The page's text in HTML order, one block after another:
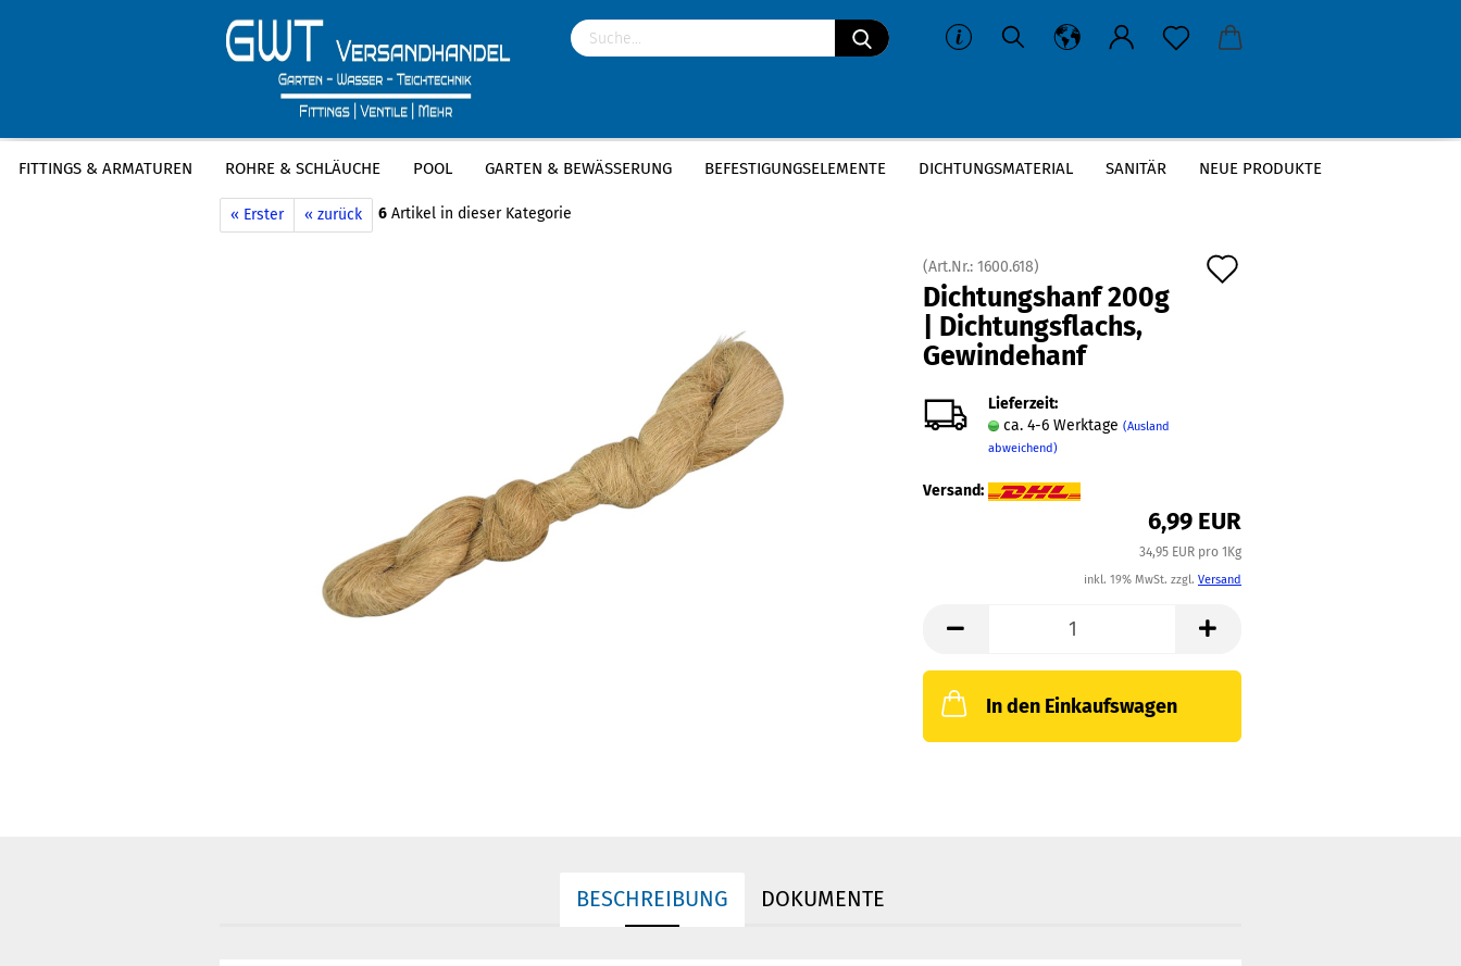
FITTINGS & ARMATUREN ROHRE & SCHLÄUCHE POOL GARTEN & BEWÄSSERUNG BEFESTIGUNGSELEMENTE DICHTUNGSMATERIAL SANITÄR NEUE PRODUKTE
Startseite » Dichtungsmaterial » Dichtungshanf 200g | Dichtungsflachs, Gewindehanf
« Erster « zurück 6 Artikel in dieser Kategorie
(Art.Nr.: 1600.618)
Dichtungshanf 200g
| Dichtungsflachs,
Gewindehanf
Lieferzeit:
ca. 4-6 Werktage (Ausland
abweichend)
Versand:
6,99 EUR
34,95 EUR pro 1Kg
inkl. 19% MwSt. zzgl. Versand
In den Einkaufswagen
BESCHREIBUNG DOKUMENTE